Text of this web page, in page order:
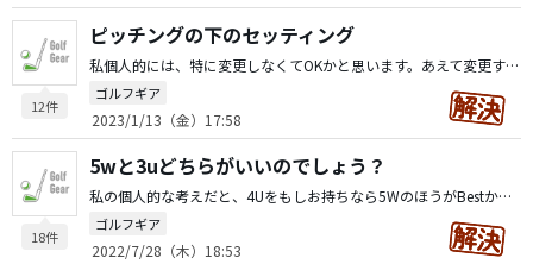
12件
ピッチングの下のセッティング
私個人的には、特に変更しなくてOKかと思います。あえて変更するのであれば54°、58°を56°と60°に変更することでしょうかネ。
ゴルフギア
2023/1/13（金）17:58
18件
5wと3uどちらがいいのでしょう？
私の個人的な考えだと、4Uをもしお持ちなら5WのほうがBestかと思います。クラブセッティングの考え方にもよりますが、夏場は芝の伸びの勢いもありますのでUTが入っているほうがコース戦略的には楽かと思いますのでシーズン的に5W+3UT(+4UT)という考え的な部分もありかと思われます。
ゴルフギア
2022/7/28（木）18:53